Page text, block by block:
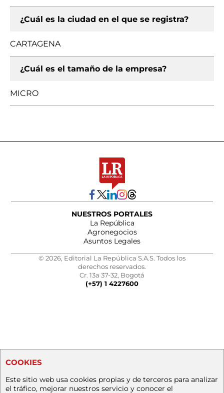
¿Cuál es la ciudad en el que se registra?
CARTAGENA
¿Cuál es el tamaño de la empresa?
MICRO
NUESTROS PORTALES
La República
Agronegocios
Asuntos Legales
© 2026, Editorial La República S.A.S. Todos los
derechos reservados.
Cr. 13a 37-32, Bogotá
(+57) 1 4227600
COOKIES
Este sitio web usa cookies propias y de terceros para analizar
el tráfico, mejorar nuestros servicio y conocer el